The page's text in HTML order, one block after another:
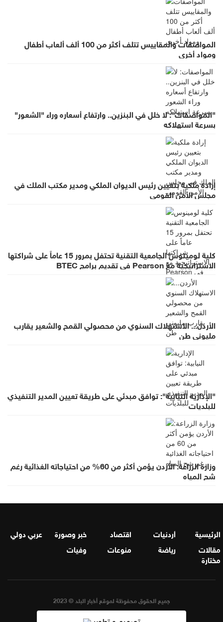
المواصفات والمقاييس تتلف أكثر من 100 ألف ألعاب أطفال
ومواد أخرى
"المواصفات": لا خلل في البنزين.. وارتفاع أسعاره وراء "الشعور"
بسرعة استهلاكه
إرادة ملكية بتعيين رئيس الديوان الملكي ومدير مكتب الملك في
مجلس الأمن القومي
كلية لومينوس الجامعية التقنية تحتفل بمرور 15 عاماً على شراكتها
الاستراتيجية مع Pearson في تقديم برامج BTEC
الأردن... الاستهلاك السنوي من محصولي القمح والشعير يقارب
مليوني طن
"الإدارية النيابية": توافق مبدئي على طريقة تعيين المدير التنفيذي
للبلديات
وزارة الزراعة: الأردن يؤمن أكثر من 60% من احتياجاته الغذائية رغم
شح المياه
الرئيسية أردنيات اقتصاد خبر وصورة
عربي دولي
مقالات
مختارة
رياضة منوعات وفيات
جميع الحقوق محفوظة لموقع أخبار البلد © 2023